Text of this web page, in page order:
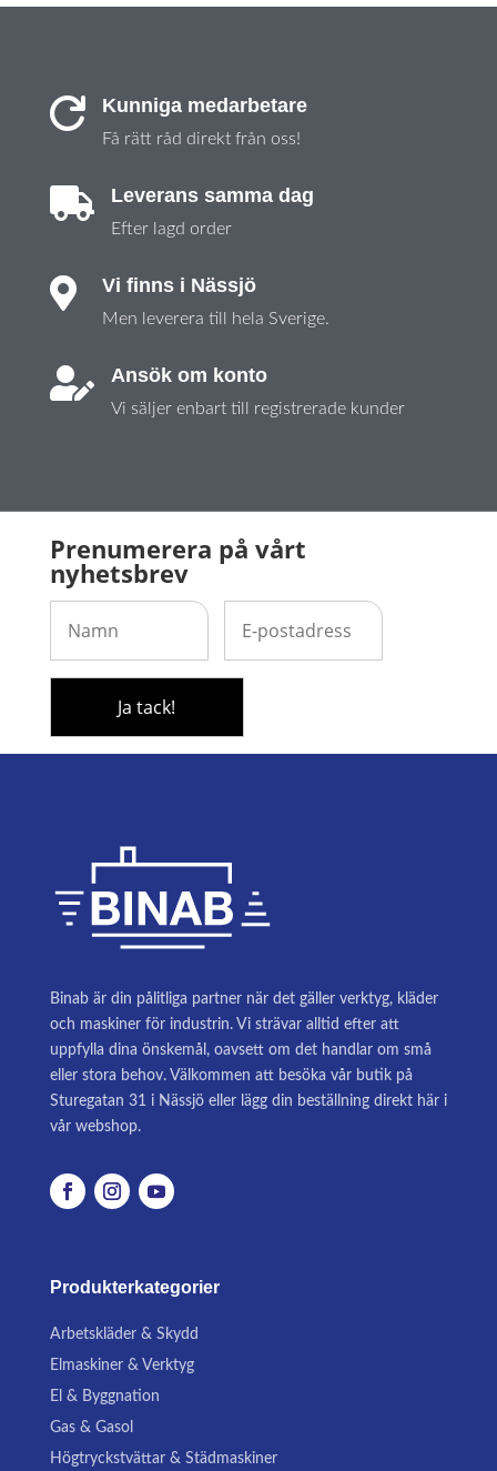
 Kunniga medarbetare
Få rätt råd direkt från oss!
 Leverans samma dag
Efter lagd order
 Vi finns i Nässjö
Men leverera till hela Sverige.
 Ansök om konto
Vi säljer enbart till registrerade kunder
Prenumerera på vårt
nyhetsbrev
Binab är din pålitliga partner när det gäller verktyg, kläder
och maskiner för industrin. Vi strävar alltid efter att
uppfylla dina önskemål, oavsett om det handlar om små
eller stora behov. Välkommen att besöka vår butik på
Sturegatan 31 i Nässjö eller lägg din beställning direkt här i
vår webshop.
Produkterkategorier
Arbetskläder & Skydd
Elmaskiner & Verktyg
El & Byggnation
Gas & Gasol
Högtryckstvättar & Städmaskiner